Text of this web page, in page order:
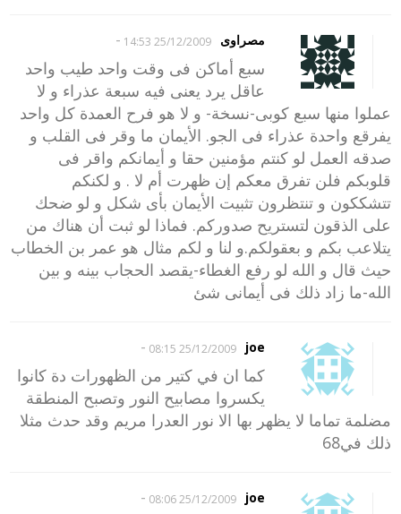
مصراوى 25/12/2009 14:53
-
سبع أماكن فى وقت واحد طيب واحد
عاقل يرد يعنى فيه سبعة عذراء و لا
عملوا منها سبع كوبى-نسخة- و لا هو فرح العمدة كل واحد
يفرقع واحدة عذراء فى الجو. الأيمان ما وقر فى القلب و
صدقه العمل لو كنتم مؤمنين حقا و أيمانكم واقر فى
قلوبكم فلن تفرق معكم إن ظهرت أم لا . و لكنكم
تتشككون و تنتظرون تثبيت الأيمان بأى شكل و لو ضحك
على الذقون لتستريح صدوركم. فماذا لو ثبت أن هناك من
يتلاعب بكم و بعقولكم.و لنا و لكم مثال هو عمر بن الخطاب
حيث قال و الله لو رفع الغطاء-يقصد الحجاب بينه و بين
الله-ما زاد ذلك فى أيمانى شئ
joe
25/12/2009 08:15
-
كما ان في كتير من الظهورات دة كانوا
يكسروا مصابيح النور وتصبح المنطقة
مضلمة تماما لا يظهر بها الا نور العدرا مريم وقد حدث مثلا
ذلك في68
joe
25/12/2009 08:06
-